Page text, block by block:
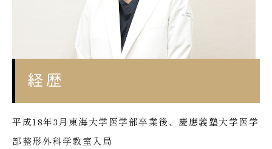
経歴
平成18年3月東海大学医学部卒業後、慶應義塾大学医学
部整形外科学教室入局